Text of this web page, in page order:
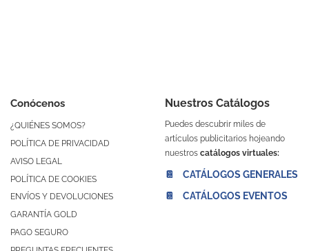
Conócenos
¿QUIÉNES SOMOS?
POLÍTICA DE PRIVACIDAD
AVISO LEGAL
POLÍTICA DE COOKIES
ENVÍOS Y DEVOLUCIONES
GARANTÍA GOLD
PAGO SEGURO
Nuestros Catálogos
Puedes descubrir miles de
artículos publicitarios hojeando
nuestros catálogos virtuales:
📔 CATÁLOGOS GENERALES
📔 CATÁLOGOS EVENTOS